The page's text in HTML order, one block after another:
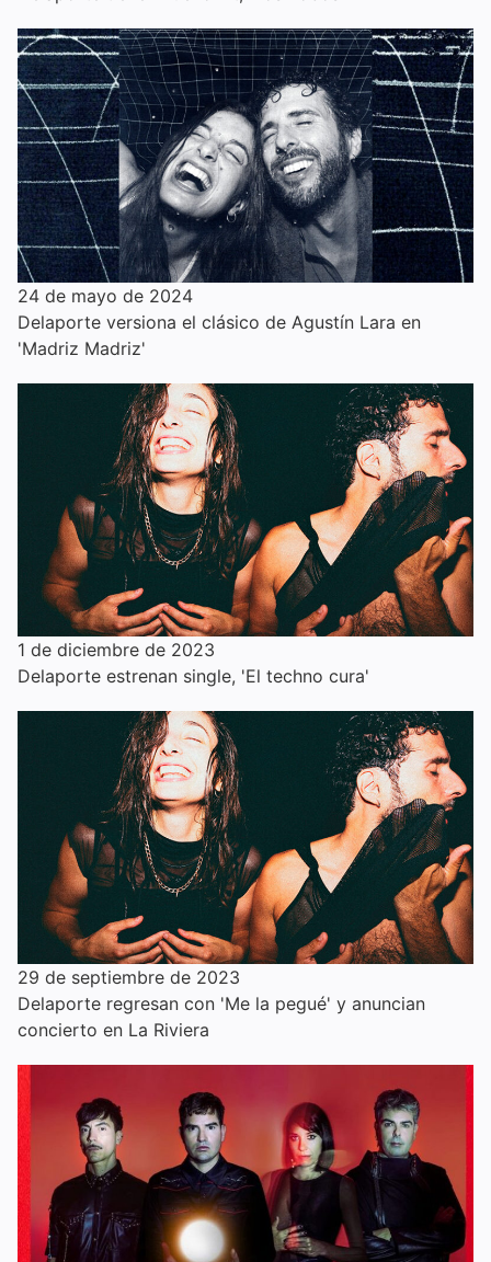
24 de mayo de 2024
Delaporte versiona el clásico de Agustín Lara en
'Madriz Madriz'
1 de diciembre de 2023
Delaporte estrenan single, 'El techno cura'
29 de septiembre de 2023
Delaporte regresan con 'Me la pegué' y anuncian
concierto en La Riviera